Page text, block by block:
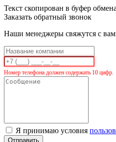
Текст скопирован в буфер обмена
Заказать обратный звонок
Наши менеджеры свяжутся с
Номер телефона должен содержать 10 цифр.
Я принимаю условия
Отправить